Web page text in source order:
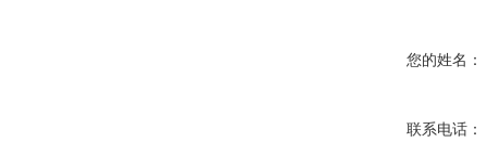
您的姓名：
联系电话：